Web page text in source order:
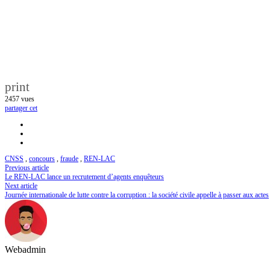
print
2457 vues
partager cet
CNSS , concours , fraude , REN-LAC
Previous article
Le REN-LAC lance un recrutement d’agents enquêteurs
Next article
Journée internationale de lutte contre la corruption : la société civile appelle à passer aux actes
Webadmin